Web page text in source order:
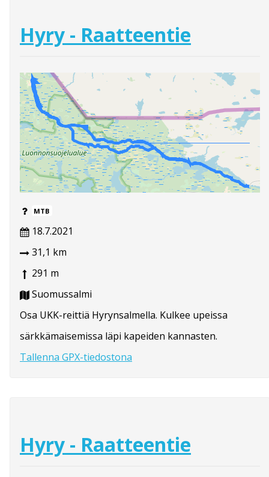
Hyry - Raatteentie
MTB
18.7.2021
31,1 km
291 m
Suomussalmi
Osa UKK-reittiä Hyrynsalmella. Kulkee upeissa
särkkämaisemissa läpi kapeiden kannasten.
Tallenna GPX-tiedostona
Hyry - Raatteentie